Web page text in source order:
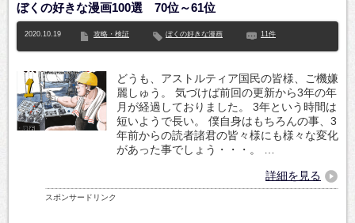
ぼくの好きな漫画100選 70位～61位
2020.10.19 攻略・検証 ぼくの好きな漫画 11件
どうも、アストルティア国民の皆様、ご機嫌
麗しゅう。 気づけば前回の更新から3年の年
月が経過しておりました。 3年という時間は
短いようで長い。 僕自身はもちろんの事、3
年前からの読者諸君の皆々様にも様々な変化
があった事でしょう・・・。 …
詳細を見る
スポンサードリンク